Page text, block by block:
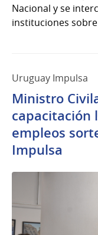
Nacional y se
instituciones
Uruguay Impulsa
Ministro
capacitación
empleos
Impulsa